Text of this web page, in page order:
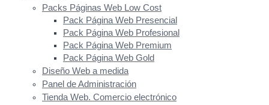
Packs Páginas Web Low Cost
Pack Página Web Presencial
Pack Página Web Profesional
Pack Página Web Premium
Pack Página Web Gold
Diseño Web a medida
Panel de Administración
Tienda Web. Comercio electrónico